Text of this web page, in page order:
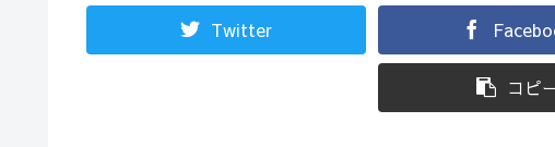
Twitter
コピ